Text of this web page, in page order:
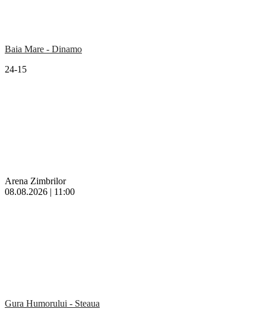
Baia Mare - Dinamo
24-15
Arena Zimbrilor
08.08.2026 | 11:00
Gura Humorului - Steaua